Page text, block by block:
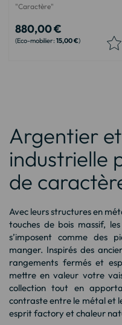
"Caractère"
880,00 €
15,00 €
Argentier
industrielle
de
Avec leurs structures en
touches de bois massif,
s’imposent comme des
manger. Inspirés des
rangements fermés et
mettre en valeur votre
collection tout en
contraste entre le métal et
esprit factory et chaleur